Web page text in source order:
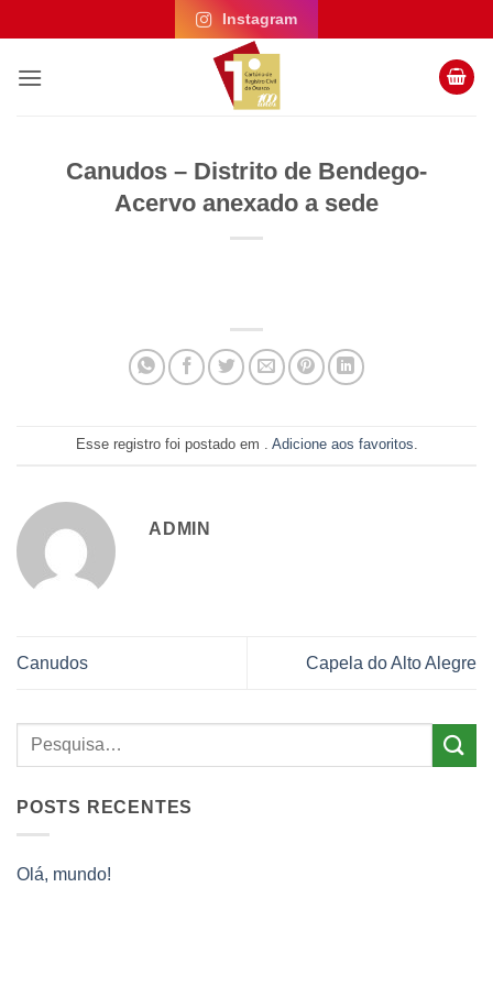
to
content
Instagram
Canudos – Distrito de Bendego-
Acervo anexado a sede
Esse registro foi postado em . Adicione aos favoritos.
ADMIN
Canudos Capela do Alto Alegre
POSTS RECENTES
Olá, mundo!